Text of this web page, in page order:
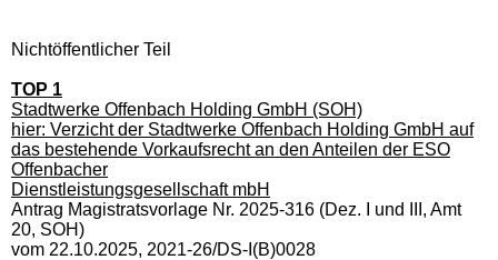
Nichtöffentlicher Teil
TOP 1
Stadtwerke Offenbach Holding GmbH (SOH)
hier: Verzicht der Stadtwerke Offenbach Holding GmbH auf
das bestehende Vorkaufsrecht an den Anteilen der ESO
Offenbacher
Dienstleistungsgesellschaft mbH
Antrag Magistratsvorlage Nr. 2025-316 (Dez. I und III, Amt
20, SOH)
vom 22.10.2025, 2021-26/DS-I(B)0028